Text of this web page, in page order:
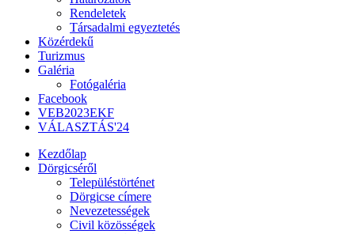
Rendeletek
Társadalmi egyeztetés
Közérdekű
Turizmus
Galéria
Fotógaléria
Facebook
VEB2023EKF
VÁLASZTÁS'24
Kezdőlap
Dörgicséről
Településtörténet
Dörgicse címere
Nevezetességek
Civil közösségek